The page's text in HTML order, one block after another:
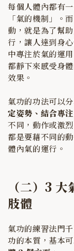
每個人體內都有
「氣的機制」。
動，就是為了幫
行，讓人達到身
中專注於氣的運
都靜下來感受身
效果。
氣功的功法可以
定姿勢、結合專
不同，動作或激
都是要藉不同的
體內氣的運行。
（二）3
肢體
氣功的練習法門
功的本質，基本